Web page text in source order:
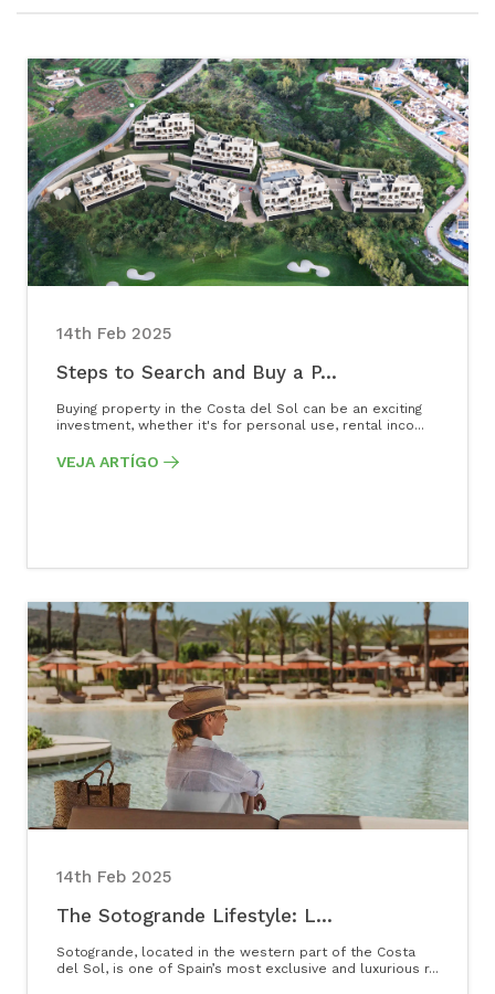
14th Feb 2025
Steps to Search and Buy a P...
Buying property in the Costa del Sol can be an exciting
investment, whether it's for personal use, rental inco...
VEJA ARTÍGO
14th Feb 2025
The Sotogrande Lifestyle: L...
Sotogrande, located in the western part of the Costa
del Sol, is one of Spain’s most exclusive and luxurious r...